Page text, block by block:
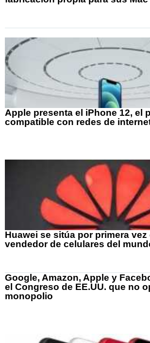
Apple presenta el iPhone 12, el
compatible con redes de
Huawei se sitúa por primera
vendedor de celulares del
Google, Amazon, Apple y
el Congreso de EE.UU. que no
monopolio